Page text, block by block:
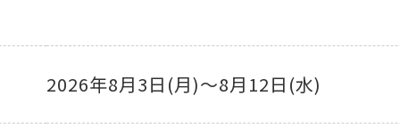
2026年8月3日(月)～8月12日(水)